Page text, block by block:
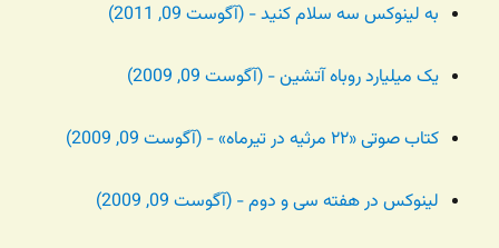
به لینوکس سه سلام کنید - (آگوست 09, 2011)
یک میلیارد روباه آتشین - (آگوست 09, 2009)
کتاب صوتی «۲۲ مرثیه در تیرماه» - (آگوست 09, 2009)
لینوکس در هفته سی و دوم - (آگوست 09, 2009)